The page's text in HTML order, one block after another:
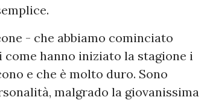
- che abbiamo cominciato
hanno iniziato la stagione i
e che è molto duro. Sono
malgrado la giovanissima